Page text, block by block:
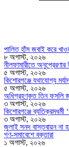
পালিত হাঁস জবাই করে
৮ অগাস্ট, ২০২৬
নীলফামারীতে
৫ অগাস্ট, ২০২৬
কিশোরগঞ্জে যথাযোগ্য
৫ অগাস্ট, ২০২৬
অধিগ্রহণকৃত তিন ফসলি
৩ অগাস্ট, ২০২৬
কিশোরগঞ্জে ব্যতিক্রমধর্মী
৩ অগাস্ট, ২০২৬
জুলাই সনদ বাস্তবায়ন না
গণ-সমাবেশে বক্তারা
১ অগাস্ট, ২০২৬